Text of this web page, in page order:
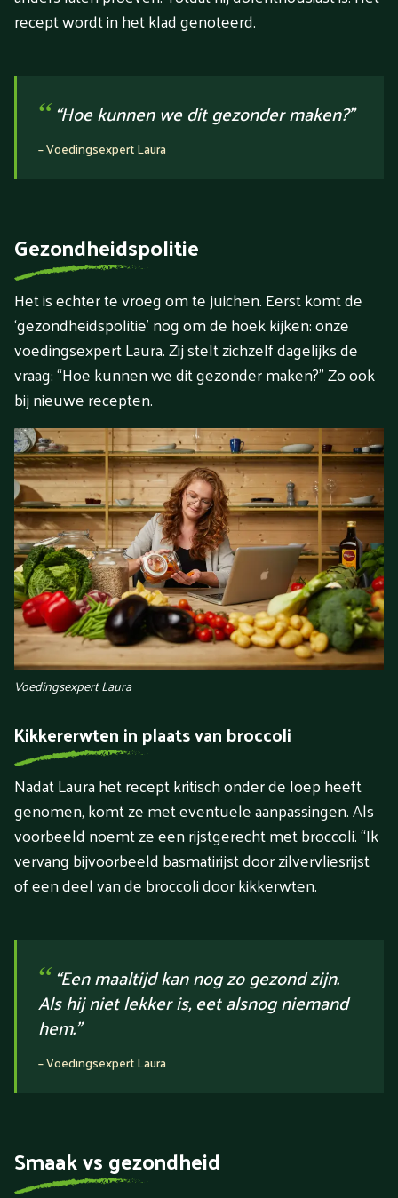
recept wordt in het klad genoteerd.
““Hoe kunnen we dit gezonder maken?”
–Voedingsexpert Laura
Gezondheidspolitie
Het is echter te vroeg om te juichen. Eerst komt de
‘gezondheidspolitie’ nog om de hoek kijken: onze
voedingsexpert Laura. Zij stelt zichzelf dagelijks de
vraag: “Hoe kunnen we dit gezonder maken?” Zo ook
bij nieuwe recepten.
Voedingsexpert Laura
Kikkererwten in plaats van broccoli
Nadat Laura het recept kritisch onder de loep heeft
genomen, komt ze met eventuele aanpassingen. Als
voorbeeld noemt ze een rijstgerecht met broccoli. “Ik
vervang bijvoorbeeld basmatirijst door zilvervliesrijst
of een deel van de broccoli door kikkerwten.
““Een maaltijd kan nog zo gezond zijn.
Als hij niet lekker is, eet alsnog niemand
hem.”
–Voedingsexpert Laura
Smaak vs gezondheid